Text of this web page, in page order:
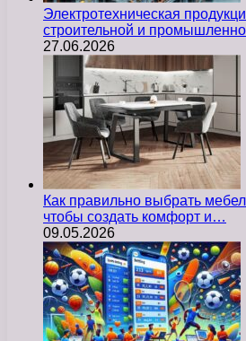
Электротехническая
строительной и
27.06.2026
Как правильно выбрать
чтобы создать комфорт и…
09.05.2026